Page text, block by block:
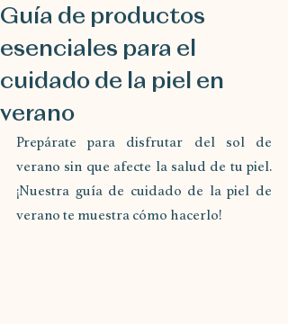
Guía de productos
esenciales para el
cuidado de la piel en
verano
Prepárate para disfrutar del sol de
verano sin que afecte la salud de tu piel.
¡Nuestra guía de cuidado de la piel de
verano te muestra cómo hacerlo!